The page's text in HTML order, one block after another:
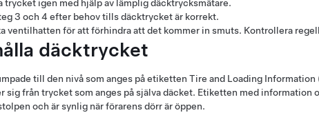
trycket igen med hjälp av lämplig däcktrycksmätare.
3 och 4 efter behov tills däcktrycket är korrekt.
ventilhatten för att förhindra att det kommer in smuts. Kontrollera
däcktrycket
till den nivå som anges på etiketten Tire and Loading
sig från trycket som anges på själva däcket. Etiketten med information
och är synlig när förarens dörr är öppen.